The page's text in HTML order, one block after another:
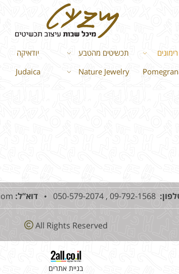
תכשיטים מהטבע יודאיקה
Nature Jewelry
Judaica
09-792-1568 , 050-579-2074 • דוא”ל:
All Rights Reserved
בניית אתרים